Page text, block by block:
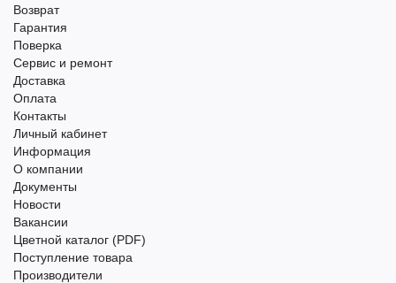
Возврат
Гарантия
Поверка
Сервис и ремонт
Доставка
Оплата
Контакты
Личный кабинет
Информация
О компании
Документы
Новости
Вакансии
Цветной каталог (PDF)
Поступление товара
Производители